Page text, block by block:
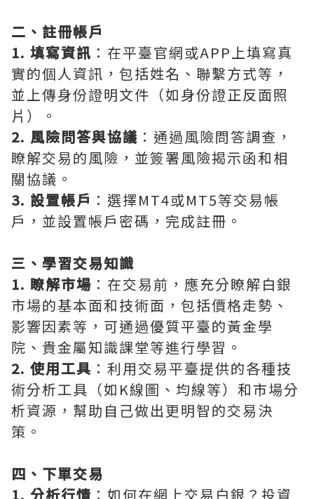
二、註冊帳戶
1. 填寫資訊 ：在平臺官網或APP上填寫真
實的個人資訊，包括姓名、聯繫方式等，
並上傳身份證明文件（如身份證正反面照
片）。
2. 風險問答與協議 ：通過風險問答調查，
瞭解交易的風險，並簽署風險揭示函和相
關協議。
3. 設置帳戶 ：選擇MT4或MT5等交易帳
戶，並設置帳戶密碼，完成註冊。
三、學習交易知識
1. 瞭解市場 ：在交易前，應充分瞭解白銀
市場的基本面和技術面，包括價格走勢、
影響因素等，可通過優質平臺的黃金學
院、貴金屬知識課堂等進行學習。
2. 使用工具 ：利用交易平臺提供的各種技
術分析工具（如K線圖、均線等）和市場分
析資源，幫助自己做出更明智的交易決
策。
四、下單交易
1. 分析行情 ：如何在網上交易白銀？投資